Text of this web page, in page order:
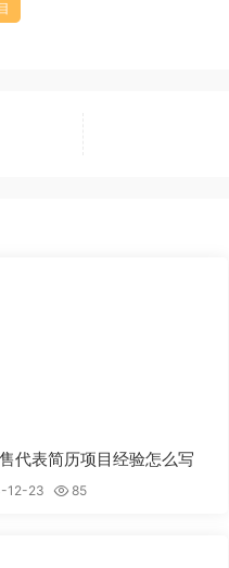
代表简历项目经验怎么写
12-23 85